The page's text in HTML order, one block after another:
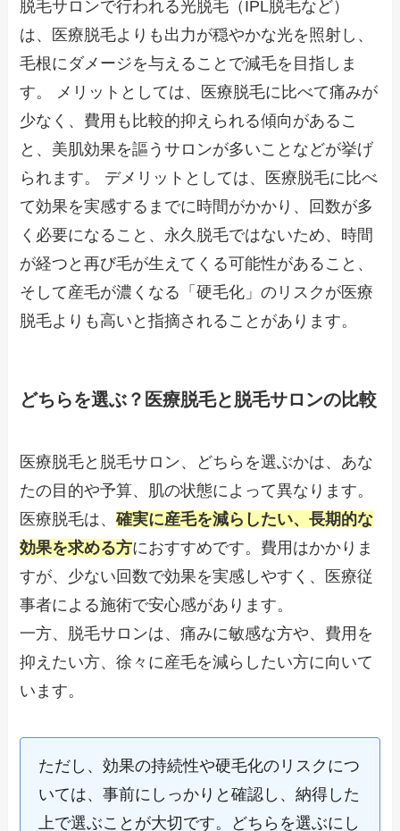
脱毛サロンで行われる光脱毛（IPL脱毛など）
は、医療脱毛よりも出力が穏やかな光を照射し、
毛根にダメージを与えることで減毛を目指しま
す。 メリットとしては、医療脱毛に比べて痛みが
少なく、費用も比較的抑えられる傾向があるこ
と、美肌効果を謳うサロンが多いことなどが挙げ
られます。 デメリットとしては、医療脱毛に比べ
て効果を実感するまでに時間がかかり、回数が多
く必要になること、永久脱毛ではないため、時間
が経つと再び毛が生えてくる可能性があること、
そして産毛が濃くなる「硬毛化」のリスクが医療
脱毛よりも高いと指摘されることがあります。
どちらを選ぶ？医療脱毛と脱毛サロンの比較
医療脱毛と脱毛サロン、どちらを選ぶかは、あな
たの目的や予算、肌の状態によって異なります。
医療脱毛は、確実に産毛を減らしたい、長期的な
効果を求める方におすすめです。費用はかかりま
すが、少ない回数で効果を実感しやすく、医療従
事者による施術で安心感があります。
一方、脱毛サロンは、痛みに敏感な方や、費用を
抑えたい方、徐々に産毛を減らしたい方に向いて
います。
ただし、効果の持続性や硬毛化のリスクにつ
いては、事前にしっかりと確認し、納得した
上で選ぶことが大切です。どちらを選ぶにし